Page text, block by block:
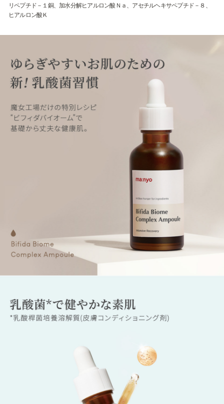
リペプチド－１銅、加水分解ヒアルロン酸Ｎａ、アセチルヘキサペプチド－８、
ヒアルロン酸Ｋ